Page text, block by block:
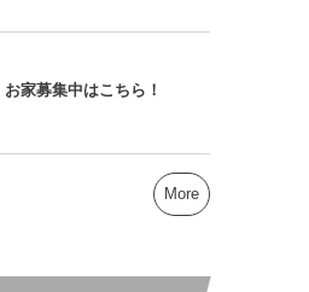
お家募集中はこちら！
More